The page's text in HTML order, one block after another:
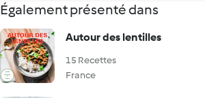
Également présenté dans
Autour des lentilles
15 Recettes
France